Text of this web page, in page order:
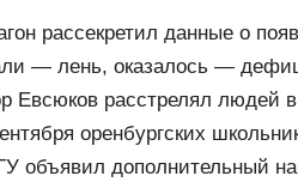
рассекретил данные о
— лень, оказалось —
продолжают игнорировать
Евсюков расстрелял людей
оренбургских
объявил дополнительный